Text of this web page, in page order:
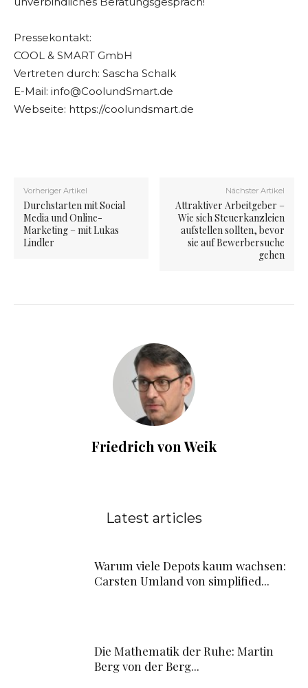
Pressekontakt:
COOL & SMART GmbH
Vertreten durch: Sascha Schalk
E-Mail: info@CoolundSmart.de
Webseite: https://coolundsmart.de
Vorheriger Artikel
Durchstarten mit Social
Media und Online-
Marketing – mit Lukas
Lindler
Nächster Artikel
Attraktiver Arbeitgeber –
Wie sich Steuerkanzleien
aufstellen sollten, bevor
sie auf Bewerbersuche
gehen
Friedrich von Weik
Latest articles
Warum viele Depots kaum wachsen:
Carsten Umland von simplified...
Die Mathematik der Ruhe: Martin
Berg von der Berg...